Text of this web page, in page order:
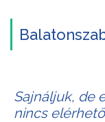
Sajnáljuk, de
nincs